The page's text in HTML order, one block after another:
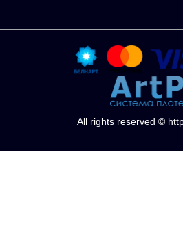
All rights reserved ©